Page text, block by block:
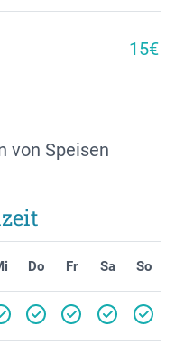
von Speisen
15€
Do Fr Sa So